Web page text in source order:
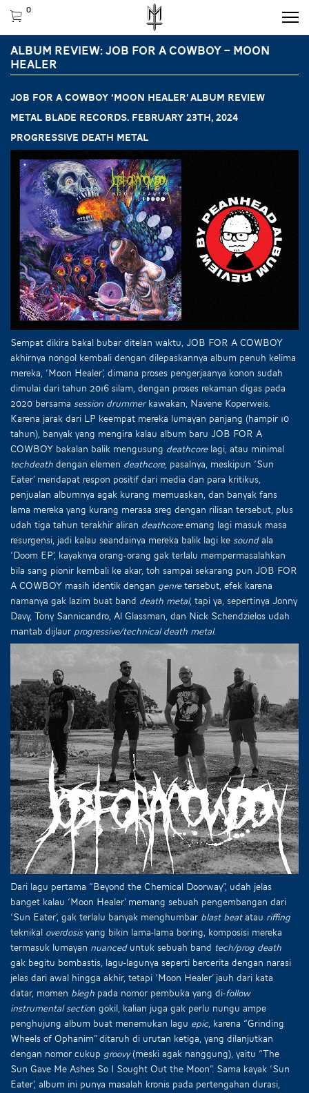
0
ALBUM REVIEW: JOB FOR A COWBOY – MOON
HEALER
JOB FOR A COWBOY ‘Moon Healer’ ALBUM REVIEW
Metal Blade Records. February 23th, 2024
Progressive death metal
Sempat dikira bakal bubar ditelan waktu, JOB FOR A COWBOY
akhirnya nongol kembali dengan dilepaskannya album penuh kelima
mereka, ‘Moon Healer’, dimana proses pengerjaanya konon sudah
dimulai dari tahun 2016 silam, dengan proses rekaman digas pada
2020 bersama session drummerkawakan, Navene Koperweis.
Karena jarak dari LP keempat mereka lumayan panjang (hampir 10
tahun), banyak yang mengira kalau album baru JOB FOR A
COWBOY bakalan balik mengusung deathcorelagi, atau minimal
techdeath dengan elemen deathcore, pasalnya, meskipun ‘Sun
Eater’ mendapat respon positif dari media dan para kritikus,
penjualan albumnya agak kurang memuaskan, dan banyak fans
lama mereka yang kurang merasa sreg dengan rilisan tersebut, plus
udah tiga tahun terakhir aliran deathcoreemang lagi masuk masa
resurgensi, jadi kalau seandainya mereka balik lagi ke soundala
‘Doom EP’, kayaknya orang-orang gak terlalu mempermasalahkan
bila sang pionir kembali ke akar, toh sampai sekarang pun JOB FOR
A COWBOY masih identik dengan genretersebut, efek karena
namanya gak lazim buat band death metal, tapi ya, sepertinya Jonny
Davy, Tony Sannicandro, Al Glassman, dan Nick Schendzielos udah
mantab dijlaur progressive/technical death metal.
Dari lagu pertama “Beyond the Chemical Doorway”, udah jelas
banget kalau ‘Moon Healer’ memang sebuah pengembangan dari
‘Sun Eater’, gak terlalu banyak menghumbar blast beatatau riffing
teknikal overdosisyang bikin lama-lama boring, komposisi mereka
termasuk lumayan nuanced untuk sebuah band tech/prog death
gak begitu bombastis, lagu-lagunya seperti bercerita dengan narasi
jelas dari awal hingga akhir, tetapi ‘Moon Healer’ jauh dari kata
datar, momen blegh pada nomor pembuka yang di-follow
instrumental section gokil, kalian juga gak perlu nungu ampe
penghujung album buat menemukan lagu epic, karena “Grinding
Wheels of Ophanim” ditaruh di urutan ketiga, yang dilanjutkan
dengan nomor cukup groovy(meski agak nanggung), yaitu “The
Sun Gave Me Ashes So I Sought Out the Moon”. Sama kayak ‘Sun
Eater’, album ini punya masalah kronis pada pertengahan durasi,